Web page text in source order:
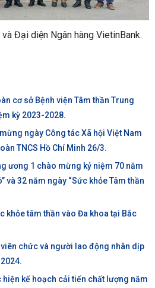
Đại diện Ngân hàng VietinBank.
cơ sở Bệnh viện Tâm thần Trung
kỳ 2023-2028.
ngày Công tác Xã hội Việt Nam
TNCS Hồ Chí Minh 26/3.
ương 1 chào mừng kỷ niệm 70 năm
và 32 năm ngày “Sức khỏe Tâm thần
khỏe tâm thần vào Đa khoa tại Bắc
chức và người lao động nhân dịp
kế hoạch cải tiến chất lượng năm